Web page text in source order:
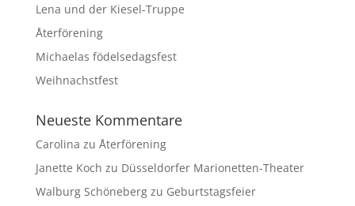
Lena und der Kiesel-Truppe
Återförening
Michaelas födelsedagsfest
Weihnachstfest
Neueste Kommentare
Carolina zu Återförening
Janette Koch zu Düsseldorfer Marionetten-Theater
Walburg Schönebergzu Geburtstagsfeier